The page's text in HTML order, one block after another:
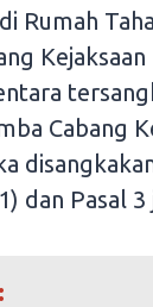
Rumah
Cabang
dan Pasal 3